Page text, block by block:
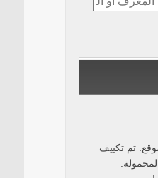
تم تكييف